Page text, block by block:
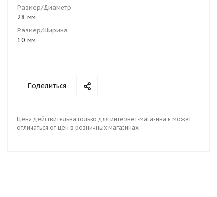
Размер/Диаметр
28 мм
Размер/Ширина
10 мм
Поделиться
Цена действительна только для интернет-магазина и может
отличаться от цен в розничных магазинах